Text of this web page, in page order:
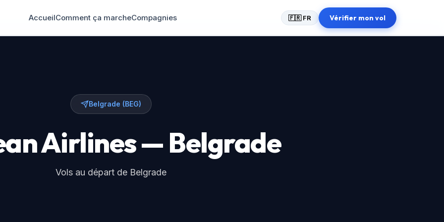
AccueilComment ça marcheCompagnies 🇫🇷 FR Vérifier mon vol
Belgrade (BEG)
Airlines — Belgrade
Vols au départ de Belgrade